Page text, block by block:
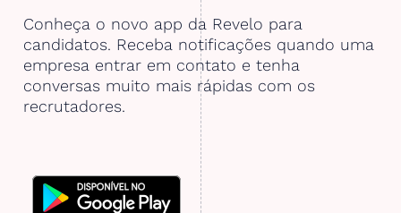
Conheça o novo app da Revelo para
candidatos. Receba notificações quando uma
empresa entrar em contato e tenha
conversas muito mais rápidas com os
recrutadores.